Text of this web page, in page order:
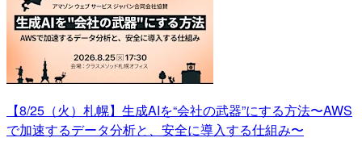
【8/25（火）札幌】生成AIを“会社の武器”にする方法〜AWS
で加速するデータ分析と、安全に導入する仕組み〜